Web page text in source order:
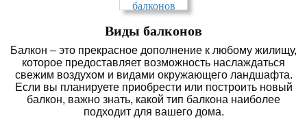
Виды балконов
Балкон – это прекрасное дополнение к любому жилищу,
которое предоставляет возможность наслаждаться
свежим воздухом и видами окружающего ландшафта.
Если вы планируете приобрести или построить новый
балкон, важно знать, какой тип балкона наиболее
подходит для вашего дома.